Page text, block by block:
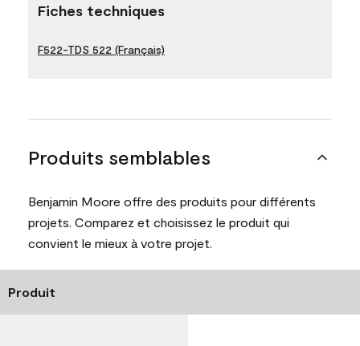
Fiches techniques
F522-TDS 522 (Français)
Produits semblables
Benjamin Moore offre des produits pour différents
projets. Comparez et choisissez le produit qui
convient le mieux à votre projet.
Produit